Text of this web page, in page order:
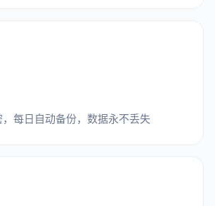
每日自动备份，数据永不丢失